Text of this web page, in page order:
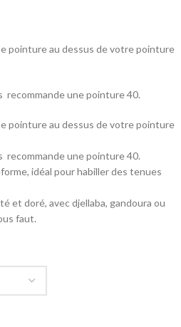
pointure au dessus de votre pointure
recommande une pointure 40.
pointure au dessus de votre pointure
recommande une pointure 40.
idéal pour habiller des tenues
et doré, avec djellaba, gandoura ou
faut.